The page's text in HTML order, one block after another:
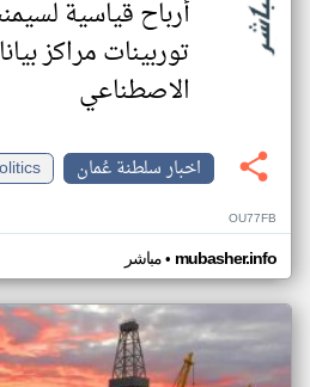
أرباح قياسية
توربينات مراكز
الاصطناعي
اخبار سلطنة عُمان
OU77FB
مباشر• mubasher.info